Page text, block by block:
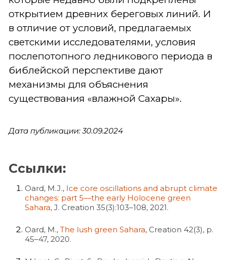
открытием древних береговых линий. И
в отличие от условий, предлагаемых
светскими исследователями, условия
послепотопного ледникового периода в
библейской перспективе дают
механизмы для объяснения
существования «влажной Сахары».
Дата публикации: 30.09.2024
Ссылки:
Oard, M.J., Ice core oscillations and abrupt climate
changes: part 5—the early Holocene green
Sahara, J. Creation 35(3):103–108, 2021.
Oard, M., The lush green Sahara, Creation 42(3), p.
45–47, 2020.